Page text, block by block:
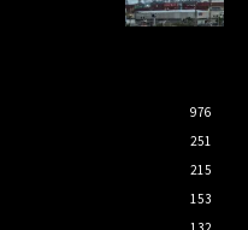
976
251
215
153